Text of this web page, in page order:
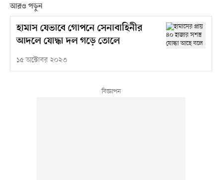
আরও পড়ুন
হামাস যেভাবে গোপনে সেনাবাহিনীর
আদলে যোদ্ধা দল গড়ে তোলে
১৫ অক্টোবর ২০২৩